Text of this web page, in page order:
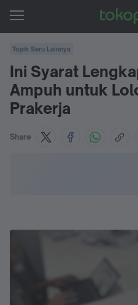
Topik Seru Lainnya
Ini Syarat
Ampuh untuk
Prakerja
Share